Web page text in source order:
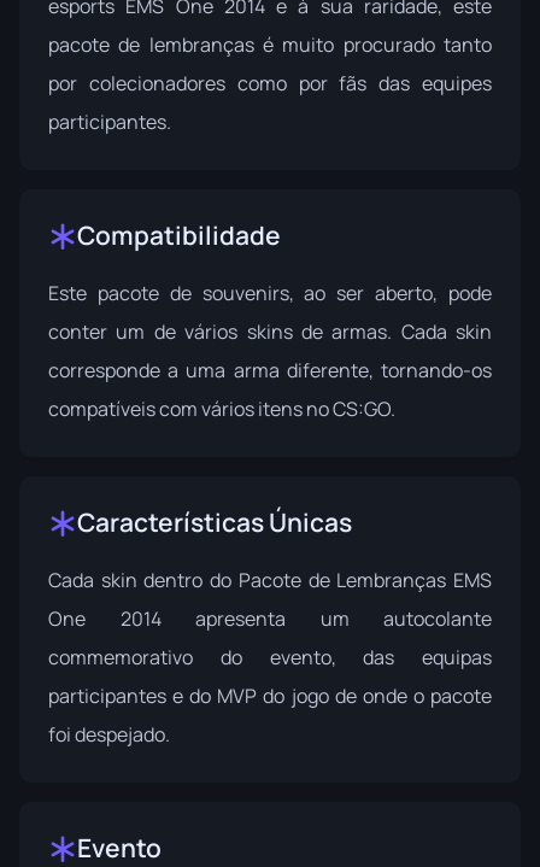
esports EMS One 2014 e à sua raridade, este
pacote de lembranças é muito procurado tanto
por colecionadores como por fãs das equipes
participantes.
Compatibilidade
Este pacote de souvenirs, ao ser aberto, pode
conter um de vários skins de armas. Cada skin
corresponde a uma arma diferente, tornando-os
compatíveis com vários itens no CS:GO.
Características Únicas
Cada skin dentro do Pacote de Lembranças EMS
One 2014 apresenta um autocolante
commemorativo do evento, das equipas
participantes e do MVP do jogo de onde o pacote
foi despejado.
Evento